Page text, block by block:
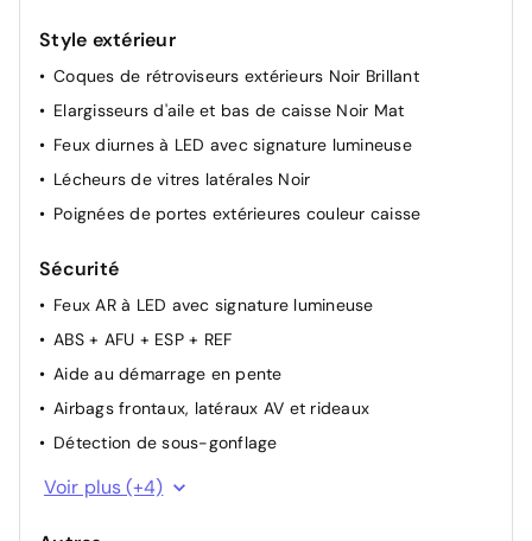
Suspension Citroën Advanced Comfort
Volant réglable en hauteur et en profondeur
Style extérieur
Coques de rétroviseurs extérieurs Noir Brillant
Elargisseurs d'aile et bas de caisse Noir Mat
Feux diurnes à LED avec signature lumineuse
Lécheurs de vitres latérales Noir
Poignées de portes extérieures couleur caisse
Sécurité
Feux AR à LED avec signature lumineuse
ABS + AFU + ESP + REF
Aide au démarrage en pente
Airbags frontaux, latéraux AV et rideaux
Détection de sous-gonflage
Frein de stationnement électrique automatique
Voir plus (+4)